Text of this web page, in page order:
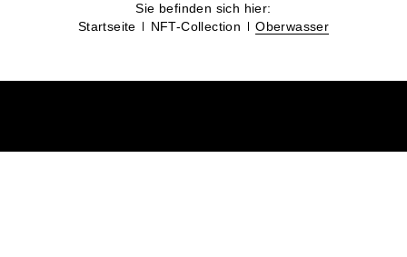
Sie befinden sich hier:
Startseite
NFT-Collection Oberwasser